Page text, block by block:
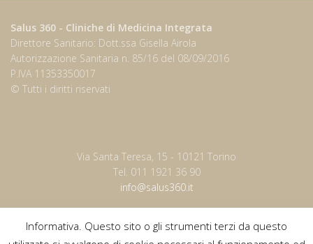
Salus 360 - Cliniche di Medicina Integrata
Direttore Sanitario: Dott.ssa Gisella Airola
Autorizzazione Sanitaria n. 85/16 del 08/09/2016
P.IVA 11353350017
© Tutti i diritti riservati
Via Santa Teresa, 15 - 10121 Torino
Tel. 011 1921 36 90
info@salus360.it
Informativa. Questo sito o gli strumenti terzi da questo